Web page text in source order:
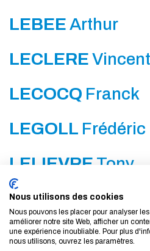
LEBEEArthur
LECLEREVincent
LECOCQ Franck
LEGOLL Frédéric
LELIEVRE Tony
LEMARCHAND
LEURENTFabien
Nous utilisons des cookies
Nous pouvons les placer pour analyser
améliorer notre site Web, afficher un
une expérience inoubliable. Pour plus
nous utilisons, ouvrez les paramètres.